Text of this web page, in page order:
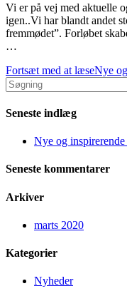
Vi er på vej med aktuelle
igen..Vi har blandt andet
fremmødet”. Forløbet
…
Fortsæt med at læseNye
Seneste indlæg
Nye og
Seneste kommentarer
Arkiver
marts 2020
Kategorier
Nyheder